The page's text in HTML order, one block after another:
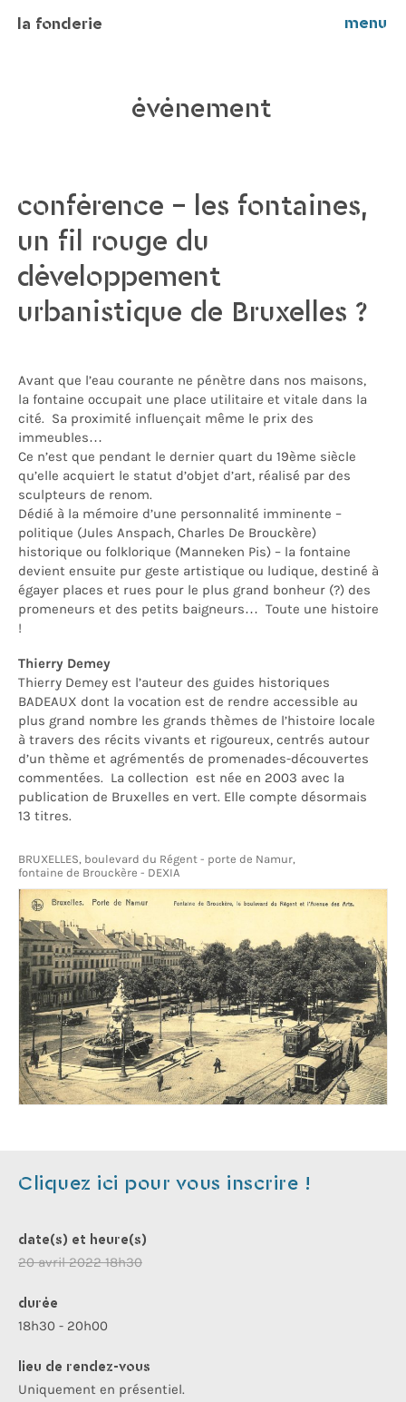
la fonderie menu
événement
conférence – les fontaines,
un fil rouge du
développement
urbanistique de Bruxelles ?
Avant que l’eau courante ne pénètre dans nos maisons,
la fontaine occupait une place utilitaire et vitale dans la
cité. Sa proximité influençait même le prix des
immeubles…
Ce n’est que pendant le dernier quart du 19ème siècle
qu’elle acquiert le statut d’objet d’art, réalisé par des
sculpteurs de renom.
Dédié à la mémoire d’une personnalité imminente –
politique (Jules Anspach, Charles De Brouckère)
historique ou folklorique (Manneken Pis) – la fontaine
devient ensuite pur geste artistique ou ludique, destiné à
égayer places et rues pour le plus grand bonheur (?) des
promeneurs et des petits baigneurs… Toute une histoire
!
Thierry Demey
Thierry Demey est l’auteur des guides historiques
BADEAUX dont la vocation est de rendre accessible au
plus grand nombre les grands thèmes de l’histoire locale
à travers des récits vivants et rigoureux, centrés autour
d’un thème et agrémentés de promenades-découvertes
commentées. La collection est née en 2003 avec la
publication de Bruxelles en vert. Elle compte désormais
13 titres.
BRUXELLES, boulevard du Régent - porte de Namur,
fontaine de Brouckère - DEXIA
Cliquez ici pour vous inscrire !
date(s) et heure(s)
20 avril 2022 18h30
durée
18h30 - 20h00
lieu de rendez-vous
Uniquement en présentiel.